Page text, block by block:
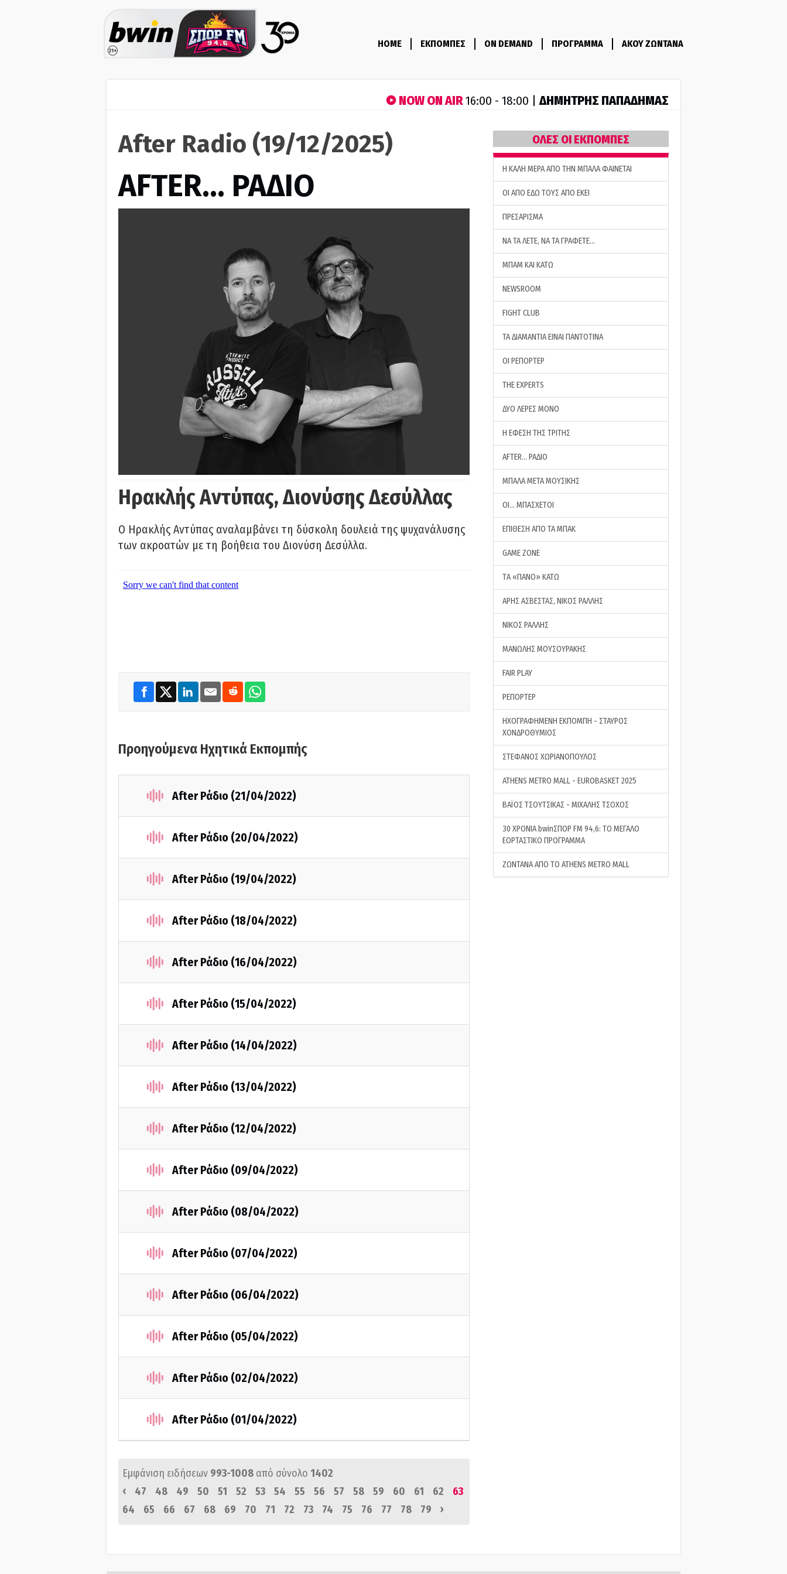
HOME ΕΚΠΟΜΠΕΣ ON DEMAND ΠΡΟΓΡΑΜΜΑ ΑΚΟΥ ΖΩΝΤΑΝΑ
NOW ON AIR16:00 - 18:00 |ΔΗΜΗΤΡΗΣ ΠΑΠΑΔΗΜΑΣ
After Radio (19/12/2025)
AFTER… ΡΑΔΙΟ
Ηρακλής Αντύπας, Διονύσης Δεσύλλας
Ο Ηρακλής Αντύπας αναλαμβάνει τη δύσκολη δουλειά της ψυχανάλυσης
των ακροατών με τη βοήθεια του Διονύση Δεσύλλα.
Προηγούμενα Ηχητικά Εκπομπής
After Ράδιο (21/04/2022)
After Ράδιο (20/04/2022)
After Ράδιο (19/04/2022)
After Ράδιο (18/04/2022)
After Ράδιο (16/04/2022)
After Ράδιο (15/04/2022)
After Ράδιο (14/04/2022)
After Ράδιο (13/04/2022)
After Ράδιο (12/04/2022)
After Ράδιο (09/04/2022)
After Ράδιο (08/04/2022)
After Ράδιο (07/04/2022)
After Ράδιο (06/04/2022)
After Ράδιο (05/04/2022)
After Ράδιο (02/04/2022)
After Ράδιο (01/04/2022)
Εμφάνιση ειδήσεων 993-1008 από σύνολο 1402
‹
47 48 49 50 51 52 53 54 55 56 57 58 59 60 61 62
63
64
65 66 67 68 69 70 71 72 73 74 75 76 77 78 79 ›
ΟΛΕΣ ΟΙ ΕΚΠΟΜΠΕΣ
H ΚΑΛΗ ΜΕΡΑ ΑΠΟ ΤΗΝ ΜΠΑΛΑ ΦΑΙΝΕΤΑΙ
ΟΙ ΑΠΟ ΕΔΩ ΤΟΥΣ ΑΠΟ ΕΚΕΙ
ΠΡΕΣΑΡΙΣΜΑ
ΝΑ ΤΑ ΛΕΤΕ, ΝΑ ΤΑ ΓΡΑΦΕΤΕ…
ΜΠΑΜ ΚΑΙ ΚΑΤΩ
NEWSROOM
FIGHT CLUB
ΤΑ ΔΙΑΜΑΝΤΙΑ ΕΙΝΑΙ ΠΑΝΤΟΤΙΝΑ
ΟΙ ΡΕΠΟΡΤΕΡ
THE EXPERTS
ΔΥΟ ΛΕΡΕΣ ΜΟΝΟ
Η ΕΦΕΣΗ ΤΗΣ ΤΡΙΤΗΣ
AFTER… ΡΑΔΙΟ
ΜΠΑΛΑ ΜΕΤΑ ΜΟΥΣΙΚΗΣ
ΟΙ… ΜΠΑΣΧΕΤΟΙ
ΕΠΙΘΕΣΗ ΑΠΟ ΤΑ ΜΠΑΚ
GAME ZONE
ΤA «ΠΑΝΟ» ΚΑΤΩ
ΑΡΗΣ ΑΣΒΕΣΤΑΣ, ΝΙΚΟΣ ΡΑΛΛΗΣ
ΝΙΚΟΣ ΡΑΛΛΗΣ
ΜΑΝΩΛΗΣ ΜΟΥΣΟΥΡΑΚΗΣ
FAIR PLAY
ΡΕΠΟΡΤΕΡ
ΗΧΟΓΡΑΦΗΜΕΝΗ ΕΚΠΟΜΠΗ - ΣΤΑΥΡΟΣ
ΧΟΝΔΡΟΘΥΜΙΟΣ
ΣΤΕΦΑΝΟΣ ΧΩΡΙΑΝΟΠΟΥΛΟΣ
ATHENS METRO MALL - EUROBASKET 2025
ΒΑΪΟΣ ΤΣΟΥΤΣΙΚΑΣ - ΜΙΧΑΛΗΣ ΤΣΟΧΟΣ
30 ΧΡΟΝΙΑ bwinΣΠΟΡ FM 94,6: ΤΟ ΜΕΓΑΛΟ
ΕΟΡΤΑΣΤΙΚΟ ΠΡΟΓΡΑΜΜΑ
ΖΩΝΤΑΝΑ ΑΠΟ ΤΟ ATHENS METRO MALL